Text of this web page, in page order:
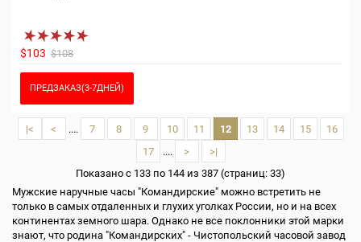
$103 $108
ПРЕДЗАКАЗ(3-7ДНЕЙ)
|< < .... 7 8 9 10 11 12 13 14 15
16
17
.... >
>|
Показано с 133 по 144 из 387 (страниц: 33)
Мужские наручные часы "Командирские" можно встретить не
только в самых отдаленных и глухих уголках России, но и на всех
континентах земного шара. Однако не все поклонники этой марки
знают, что родина "Командирских" - Чистопольский часовой завод